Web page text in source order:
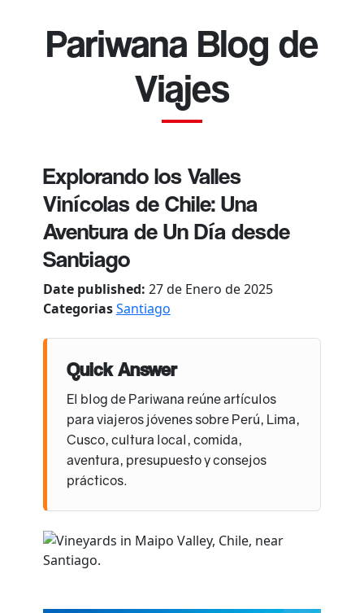
Pariwana Blog de
Viajes
Explorando los Valles
Vinícolas de Chile: Una
Aventura de Un Día desde
Santiago
Date published: 27 de Enero de 2025
CategoriasSantiago
Quick Answer
El blog de Pariwana reúne artículos
para viajeros jóvenes sobre Perú, Lima,
Cusco, cultura local, comida,
aventura, presupuesto y consejos
prácticos.